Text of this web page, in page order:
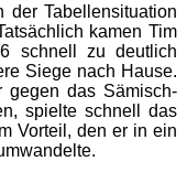
Tabellensituation
kamen Tim
schnell zu deutlich
Siege nach Hause.
gegen das Sämisch-
spielte schnell das
Vorteil, den er in ein